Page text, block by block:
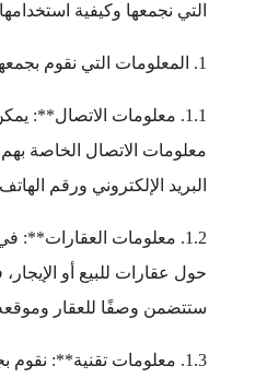
التي نجمعها وكيفية
1. المعلومات التي نقوم بجمعها
1.1. معلومات الاتصال**:
معلومات الاتصال الخاصة
البريد الإلكتروني ورقم
1.2. معلومات
حول عقارات للبيع أو
ستتضمن وصفًا للعقار
1.3. معلومات تقنية**: نقوم